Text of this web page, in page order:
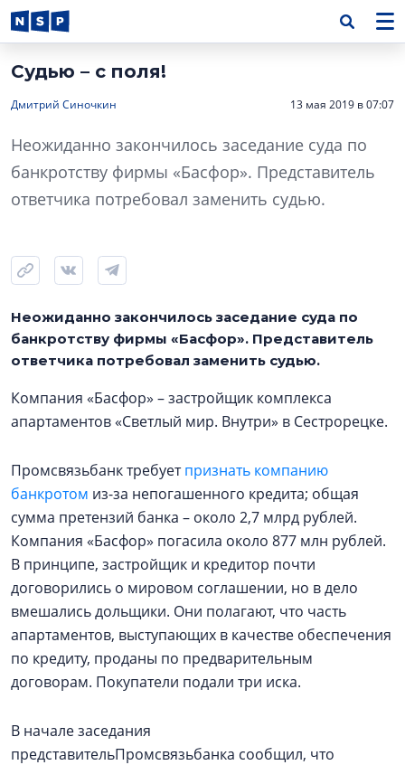
Судью – с поля!
Дмитрий Синочкин 13 мая 2019 в 07:07
Неожиданно закончилось заседание суда по
банкротству фирмы «Басфор». Представитель
ответчика потребовал заменить судью.
Неожиданно закончилось заседание суда по
банкротству фирмы «Басфор». Представитель
ответчика потребовал заменить судью.
Компания «Басфор» – застройщик комплекса
апартаментов «Светлый мир. Внутри» в Сестрорецке.
Промсвязьбанк требуетпризнать компанию
банкротом из-за непогашенного кредита; общая
сумма претензий банка – около 2,7 млрд рублей.
Компания «Басфор» погасила около 877 млн рублей.
В принципе, застройщик и кредитор почти
договорились о мировом соглашении, но в дело
вмешались дольщики. Они полагают, что часть
апартаментов, выступающих в качестве обеспечения
по кредиту, проданы по предварительным
договорам. Покупатели подали три иска.
В начале заседания
представительПромсвязьбанка сообщил, что